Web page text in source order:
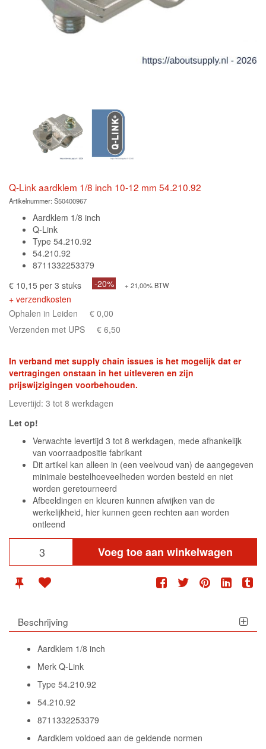
Q-Link aardklem 1/8 inch 10-12 mm 54.210.92
Artikelnummer: S50400967
Aardklem 1/8 inch
Q-Link
Type 54.210.92
54.210.92
8711332253379
€ 10,15 per 3 stuks
-20% + 21,00% BTW
+ verzendkosten
Ophalen in Leiden
€ 0,00
Verzenden met UPS
€ 6,50
In verband met supply chain issues is het mogelijk dat er
vertragingen onstaan in het uitleveren en zijn
prijswijzigingen voorbehouden.
Levertijd: 3 tot 8 werkdagen
Let op!
Verwachte levertijd 3 tot 8 werkdagen, mede afhankelijk
van voorraadpositie fabrikant
Dit artikel kan alleen in (een veelvoud van) de aangegeven
minimale bestelhoeveelheden worden besteld en niet
worden geretourneerd
Afbeeldingen en kleuren kunnen afwijken van de
werkelijkheid, hier kunnen geen rechten aan worden
ontleend
Voeg toe aan winkelwagen
Beschrijving
Aardklem 1/8 inch
Merk Q-Link
Type 54.210.92
54.210.92
8711332253379
Aardklem voldoed aan de geldende normen